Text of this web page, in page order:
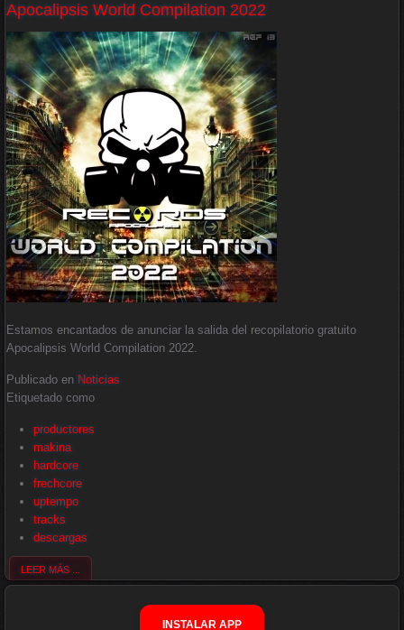
Apocalipsis World Compilation 2022
Estamos encantados de anunciar la salida del recopilatorio gratuito
Apocalipsis World Compilation 2022.
Publicado en Noticias
Etiquetado como
productores
makina
hardcore
frechcore
uptempo
tracks
descargas
LEER MÁS ...
INSTALAR APP